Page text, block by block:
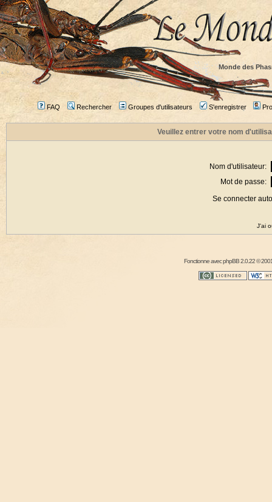
Monde des
FAQ Rechercher Groupes d'utilisateurs S'enregistrer
Veuillez entrer votre nom
Nom d'utilisateur:
Mot de passe:
Se connecter
J'ai
Fonctionne avecphpBB2.0.22 ©